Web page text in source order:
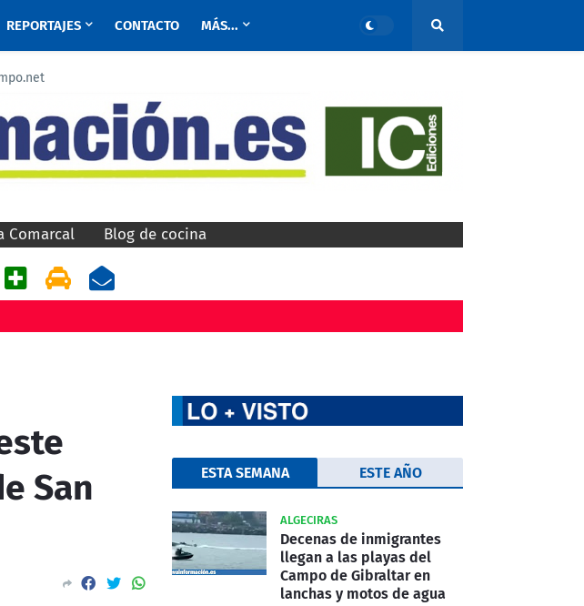
REPORTAJES CONTACTO MÁS...
Comarcal Blog de cocina
San
ESTA SEMANA ESTE AÑO
ALGECIRAS
Decenas de inmigrantes
llegan a las playas del
Campo de Gibraltar en
lanchas y motos de agua